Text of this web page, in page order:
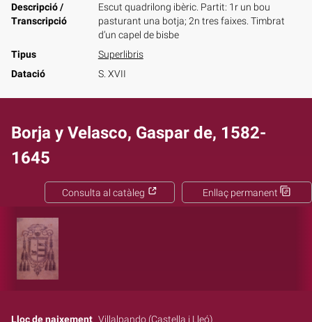
Descripció /
Transcripció
Escut quadrilong ibèric. Partit: 1r un bou
pasturant una botja; 2n tres faixes. Timbrat
d’un capel de bisbe
Tipus
Superlibris
Datació
S. XVII
Borja y Velasco, Gaspar de, 1582-
1645
Enllaç permanent
Consulta al catàleg
Lloc de naixement Villalpando (Castella i Lleó)